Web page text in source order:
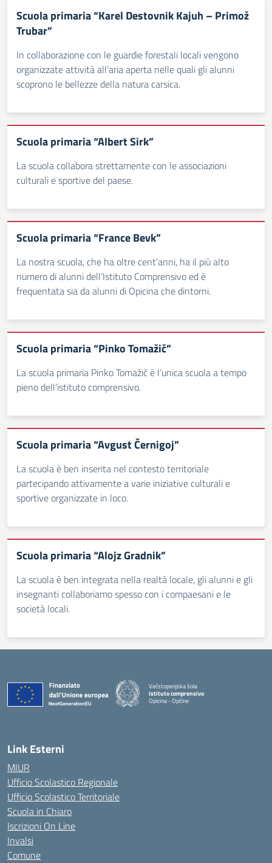
Scuola primaria “Karel Destovnik Kajuh – Primož
Trubar”
In collaborazione con le guardie forestali locali vengono
organizzate attività all’aria aperta nelle quali gli alunni
scoprono le bellezze della natura carsica.
Scuola primaria “Albert Sirk”
La scuola collabora strettamente con le associazioni
culturali e sportive del paese.
Scuola primaria “France Bevk”
La nostra scuola, che ha oltre cent’anni, ha il più alto
numero di alunni dell’Istituto Comprensivo ed è
frequentata sia da alunni di Opicina che dintorni.
Scuola primaria “Pinko Tomažič”
La scuola primaria Pinko Tomažič è l’unica scuola a tempo
pieno dell’istituto comprensivo.
Scuola primaria “Avgust Černigoj”
La scuola è ben inserita nel contesto territoriale
partecipando attivamente a varie iniziative culturali e
sportive organizzate in loco.
Scuola primaria “Alojz Gradnik”
La scuola è ben integrata nella realtà locale, gli alunni e gli
insegnanti collaboriamo spesso con i compaesani e le
società locali.
Večstopenjska šola
Istituto comprensivo
Opicina - Opčine
Link Esterni
MIUR
Ufficio Scolastico Regionale
Ufficio Scolastico Territoriale
Scuola in Chiaro
Iscrizioni On Line
Invalsi
Comune